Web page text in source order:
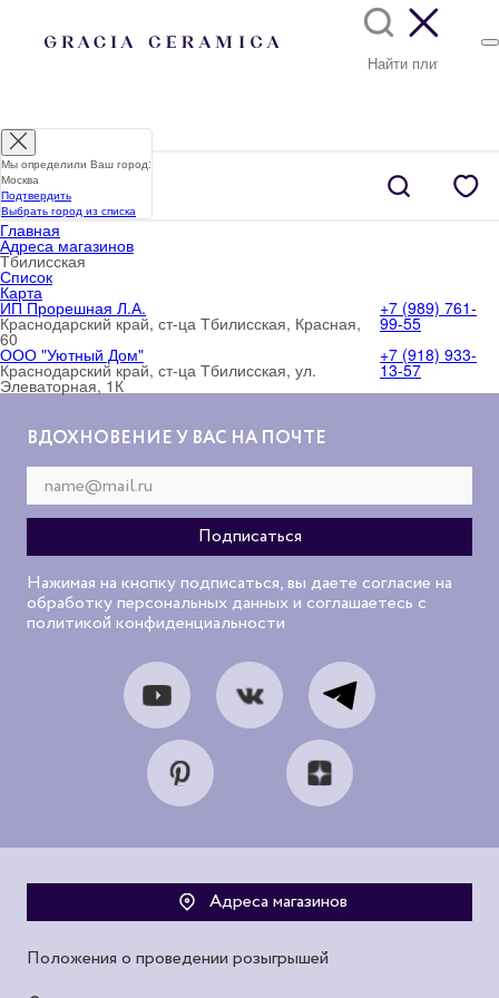
Главная
Адреса магазинов
Тбилисская
Список
Карта
ИП Прорешная Л.А.
Краснодарский край, ст-ца Тбилисская, Красная,
60
+7 (989) 761-
99-55
ООО "Уютный Дом"
Краснодарский край, ст-ца Тбилисская, ул.
Элеваторная, 1К
+7 (918) 933-
13-57
ВДОХНОВЕНИЕ У ВАС НА ПОЧТЕ
Нажимая на кнопку подписаться, вы даете согласие на
обработку персональных данных и соглашаетесь с
политикой конфиденциальности
Адреса магазинов
Положения о проведении розыгрышей
Мы определили Ваш город:
Москва
Подтвердить
Выбрать город из списка